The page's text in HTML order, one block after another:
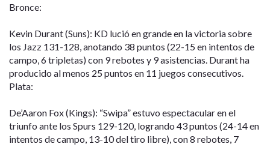
Bronce:
Kevin Durant (Suns): KD lució en grande en la victoria sobre
los Jazz 131-128, anotando 38 puntos (22-15 en intentos de
campo, 6 tripletas) con 9 rebotes y 9 asistencias. Durant ha
producido al menos 25 puntos en 11 juegos consecutivos.
Plata:
De’Aaron Fox (Kings): “Swipa” estuvo espectacular en el
triunfo ante los Spurs 129-120, logrando 43 puntos (24-14 en
intentos de campo, 13-10 del tiro libre), con 8 rebotes, 7